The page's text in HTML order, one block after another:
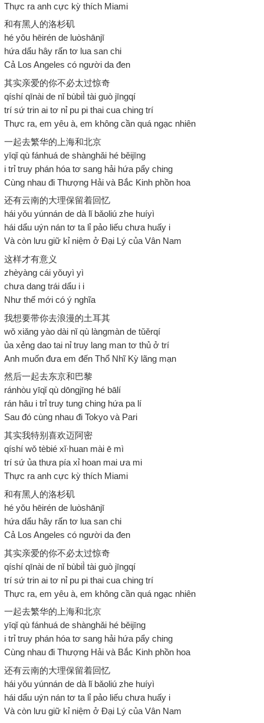
Thực ra anh cực kỳ thích Miami
和有黑人的洛杉矶
hé yǒu hēirén de luòshānjī
hứa dẩu hây rấn tơ lua san chi
Cả Los Angeles có người da đen
其实亲爱的你不必太过惊奇
qíshí qīnài de nǐ bùbiÌ tài guò jīngqí
trí sứ trin ai tơ nỉ pu pi thai cua ching trí
Thực ra, em yêu à, em không cần quá ngạc nhiên
一起去繁华的上海和北京
yīqǐ qù fánhuá de shànghǎi hé běijīng
i trỉ truy phán hóa tơ sang hải hứa pẩy ching
Cùng nhau đi Thượng Hải và Bắc Kinh phồn hoa
还有云南的大理保留着回忆
hái yǒu yúnnán de dà lǐ bǎoliú zhe huíyì
hái dẩu uýn nán tơ ta lỉ pảo liếu chưa huấy i
Và còn lưu giữ kỉ niệm ở Đại Lý của Vân Nam
这样才有意义
zhèyàng cái yǒuyì yì
chưa dang trái dẩu i i
Như thế mới có ý nghĩa
我想要带你去浪漫的土耳其
wǒ xiǎng yào dài nǐ qù làngmàn de tǔěrqí
ủa xẻng dao tai nỉ truy lang man tơ thủ ở trí
Anh muốn đưa em đến Thổ Nhĩ Kỳ lãng mạn
然后一起去东京和巴黎
ránhòu yīqǐ qù dōngjīng hé bālí
rán hâu i trỉ truy tung ching hứa pa lí
Sau đó cùng nhau đi Tokyo và Pari
其实我特别喜欢迈阿密
qíshí wǒ tèbié xǐ·huan mài ē mì
trí sứ ủa thưa pía xỉ hoan mai ưa mi
Thực ra anh cực kỳ thích Miami
和有黑人的洛杉矶
hé yǒu hēirén de luòshānjī
hứa dẩu hây rấn tơ lua san chi
Cả Los Angeles có người da đen
其实亲爱的你不必太过惊奇
qíshí qīnài de nǐ bùbiÌ tài guò jīngqí
trí sứ trin ai tơ nỉ pu pi thai cua ching trí
Thực ra, em yêu à, em không cần quá ngạc nhiên
一起去繁华的上海和北京
yīqǐ qù fánhuá de shànghǎi hé běijīng
i trỉ truy phán hóa tơ sang hải hứa pẩy ching
Cùng nhau đi Thượng Hải và Bắc Kinh phồn hoa
还有云南的大理保留着回忆
hái yǒu yúnnán de dà lǐ bǎoliú zhe huíyì
hái dẩu uýn nán tơ ta lỉ pảo liếu chưa huấy i
Và còn lưu giữ kỉ niệm ở Đại Lý của Vân Nam